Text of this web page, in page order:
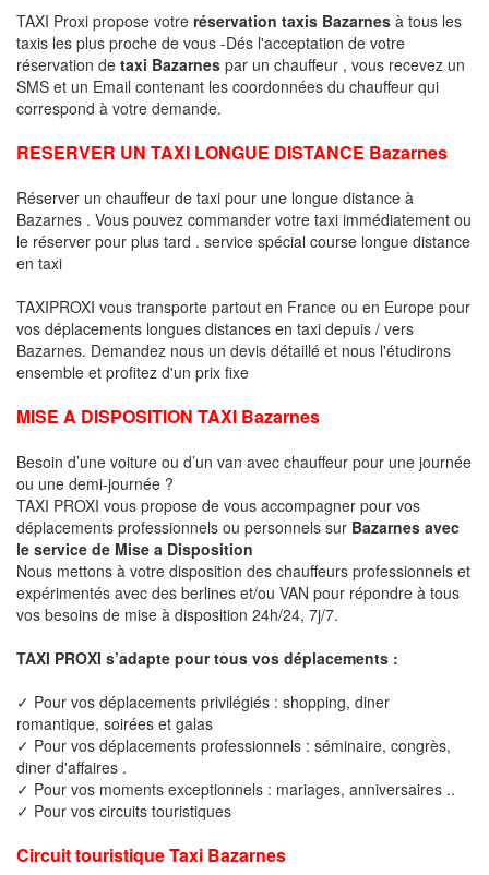
TAXI Proxi propose votre réservation taxis Bazarnes à tous les
taxis les plus proche de vous -Dés l'acceptation de votre
réservation de taxi Bazarnes par un chauffeur , vous recevez un
SMS et un Email contenant les coordonnées du chauffeur qui
correspond à votre demande.
RESERVER UN TAXI LONGUE DISTANCE Bazarnes
Réserver un chauffeur de taxi pour une longue distance à
Bazarnes . Vous pouvez commander votre taxi immédiatement ou
le réserver pour plus tard . service spécial course longue distance
en taxi
TAXIPROXI vous transporte partout en France ou en Europe pour
vos déplacements longues distances en taxi depuis / vers
Bazarnes. Demandez nous un devis détaillé et nous l'étudirons
ensemble et profitez d'un prix fixe
MISE A DISPOSITION TAXI Bazarnes
Besoin d’une voiture ou d’un van avec chauffeur pour une journée
ou une demi-journée ?
TAXI PROXI vous propose de vous accompagner pour vos
déplacements professionnels ou personnels sur Bazarnes avec
le service de Mise a Disposition
Nous mettons à votre disposition des chauffeurs professionnels et
expérimentés avec des berlines et/ou VAN pour répondre à tous
vos besoins de mise à disposition 24h/24, 7j/7.
TAXI PROXI s’adapte pour tous vos déplacements :
✓ Pour vos déplacements privilégiés : shopping, diner
romantique, soirées et galas
✓ Pour vos déplacements professionnels : séminaire, congrès,
diner d'affaires .
✓ Pour vos moments exceptionnels : mariages, anniversaires ..
✓ Pour vos circuits touristiques
Circuit touristique Taxi Bazarnes